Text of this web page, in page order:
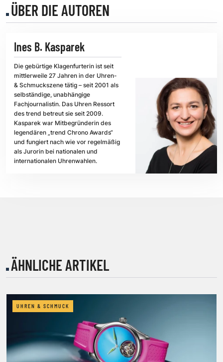
ÜBER DIE AUTOREN
Ines B. Kasparek
Die gebürtige Klagenfurterin ist seit
mittlerweile 27 Jahren in der Uhren-
& Schmuckszene tätig – seit 2001 als
selbständige, unabhängige
Fachjournalistin. Das Uhren Ressort
des trend betreut sie seit 2009.
Kasparek war Mitbegründerin des
legendären „trend Chrono Awards“
und fungiert nach wie vor regelmäßig
als Jurorin bei nationalen und
internationalen Uhrenwahlen.
ÄHNLICHE ARTIKEL
UHREN & SCHMUCK